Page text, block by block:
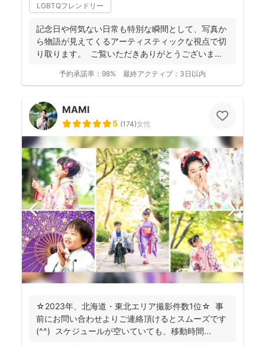
LGBTQフレンドリー
記念日や何気ない日常も特別な瞬間として、写真か
ら物語が見えてくるアーティスティックな視点で切
り取ります。 ご覧いただきありがとうございま
予約承諾率： 98% 最終アクティブ： 3日以内
MAMI
5 (174)女性
☆2023年、北海道・東北エリア撮影件数1位☆ 事
前にお問い合わせよりご連絡頂けるとスムーズです
(^^) スケジュールが空いていても、移動時間...